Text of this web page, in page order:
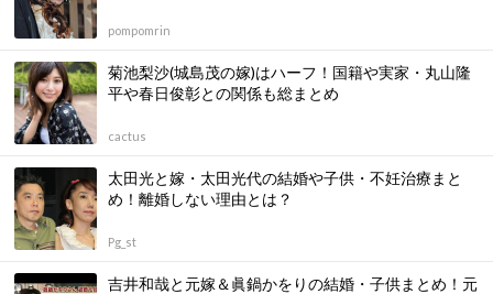
pompomrin
菊池梨沙(城島茂の嫁)はハーフ！国籍や実家・丸山隆
平や春日俊彰との関係も総まとめ
cactus
太田光と嫁・太田光代の結婚や子供・不妊治療まと
め！離婚しない理由とは？
Pg_st
吉井和哉と元嫁＆眞鍋かをりの結婚・子供まとめ！元